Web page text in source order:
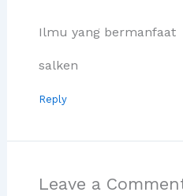
Ilmu yang bermanfaat
salken
Reply
Leave a